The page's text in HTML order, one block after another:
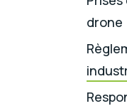
drone